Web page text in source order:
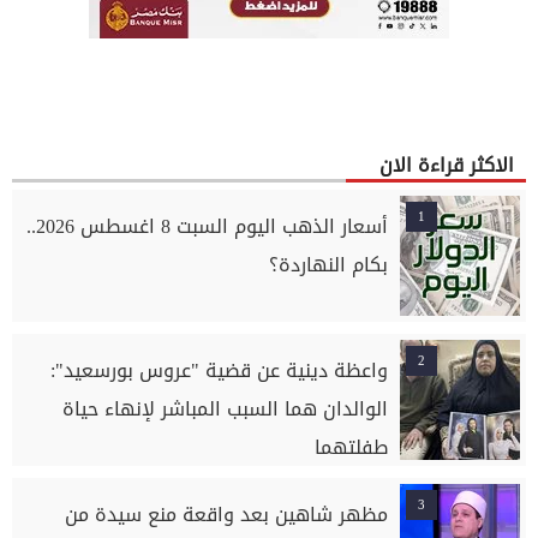
الاكثر قراءة الان
1
أسعار الذهب اليوم السبت 8 اغسطس 2026..
بكام النهاردة؟
2
واعظة دينية عن قضية "عروس بورسعيد":
الوالدان هما السبب المباشر لإنهاء حياة
طفلتهما
3
مظهر شاهين بعد واقعة منع سيدة من